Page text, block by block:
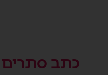
כתב סתרים